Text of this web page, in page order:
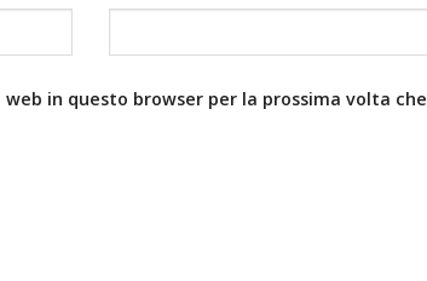
in questo browser per la prossima volta che